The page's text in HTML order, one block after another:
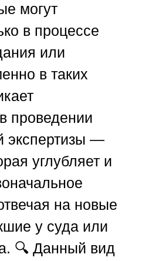
могут
в процессе
или
в таких
проведении
экспертизы —
углубляет и
на новые
у суда или
🔍 Данный вид